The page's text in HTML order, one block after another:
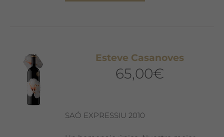
Esteve Casanoves
65,00€
SAÓ EXPRESSIU 2010